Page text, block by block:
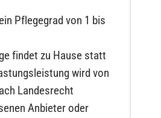
Pflegegrad von 1 bis
findet zu Hause statt
wird von
Landesrecht
Anbieter oder